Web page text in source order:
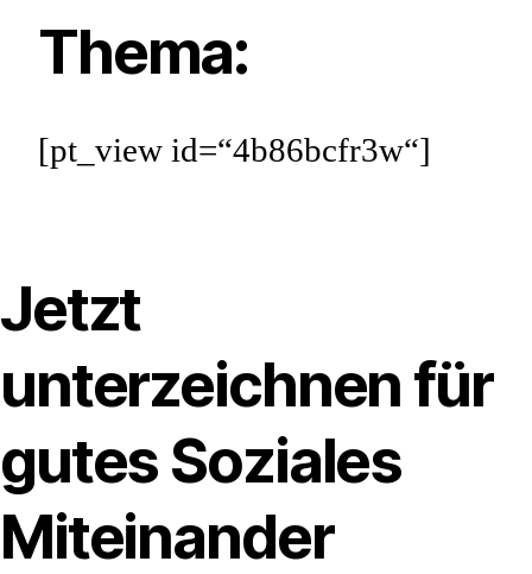
Thema:
[pt_view id=“4b86bcfr3w“]
Jetzt
unterzeichnen für
gutes Soziales
Miteinander